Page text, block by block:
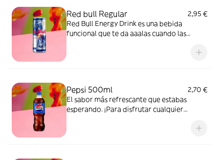
Red bull Regular
2,95 €
Red Bull Energy Drink es una bebida
funcional que te da aaalas cuando las
Pepsi 500ml
2,70 €
El sabor más refrescante que estabas
esperando. ¡Para disfrutar cualquier